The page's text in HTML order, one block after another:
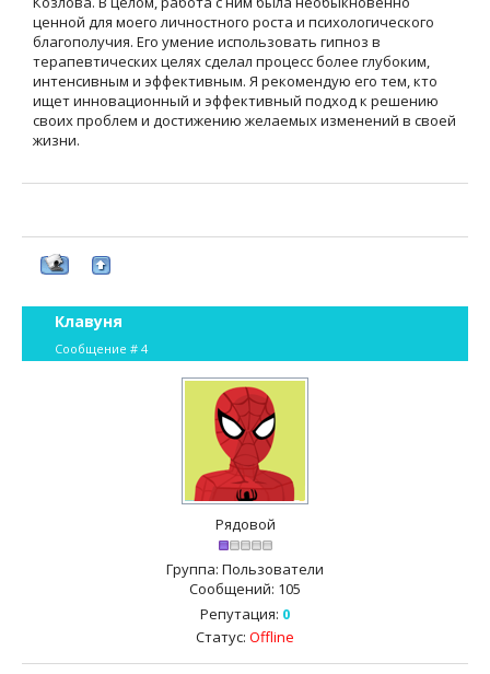
ценной для моего личностного роста и психологического
благополучия. Его умение использовать гипноз в
терапевтических целях сделал процесс более глубоким,
интенсивным и эффективным. Я рекомендую его тем, кто
ищет инновационный и эффективный подход к решению
своих проблем и достижению желаемых изменений в своей
жизни.
Клавуня
Сообщение # 4
Рядовой
Группа: Пользователи
Сообщений: 105
Репутация: 0
Статус: Offline